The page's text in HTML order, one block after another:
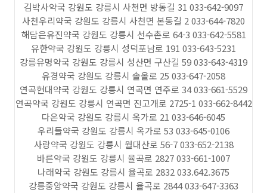
김박사약국 강원도 강릉시 사천면 방동길 31 033-642-9097
사천우리약국 강원도 강릉시 사천면 본동길 2 033-644-7820
해담은유진약국 강원도 강릉시 선수촌로 64-3 033-642-5581
유한약국 강원도 강릉시 성덕포남로 191 033-643-5231
강릉유명약국 강원도 강릉시 성산면 구산길 59 033-643-4319
유경약국 강원도 강릉시 솔올로 25 033-647-2058
연곡현대약국 강원도 강릉시 연곡면 연주로 34 033-661-5529
연곡약국 강원도 강릉시 연곡면 진고개로 2725-1 033-662-8442
다온약국 강원도 강릉시 옥가로 21 033-646-6045
우리들약국 강원도 강릉시 옥가로 53 033-645-0106
사랑약국 강원도 강릉시 월대산로 56-7 033-652-2138
바른약국 강원도 강릉시 율곡로 2827 033-661-1007
나래약국 강원도 강릉시 율곡로 2832 033.642.3675
강릉중앙약국 강원도 강릉시 율곡로 2844 033-647-3363